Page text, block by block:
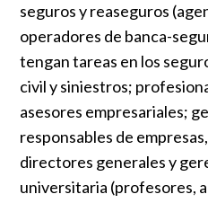
seguros y reaseguros
operadores de banca-
tengan tareas en los
civil y siniestros;
asesores empresariales;
responsables de
directores generales y
universitaria (profesores,